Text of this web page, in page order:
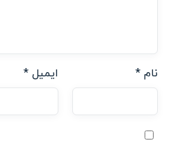
نام * ایمیل*